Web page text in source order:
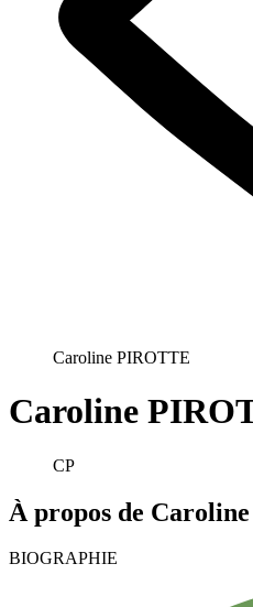
Caroline PIROTTE
Caroline
CP
À propos de Caroline
BIOGRAPHIE